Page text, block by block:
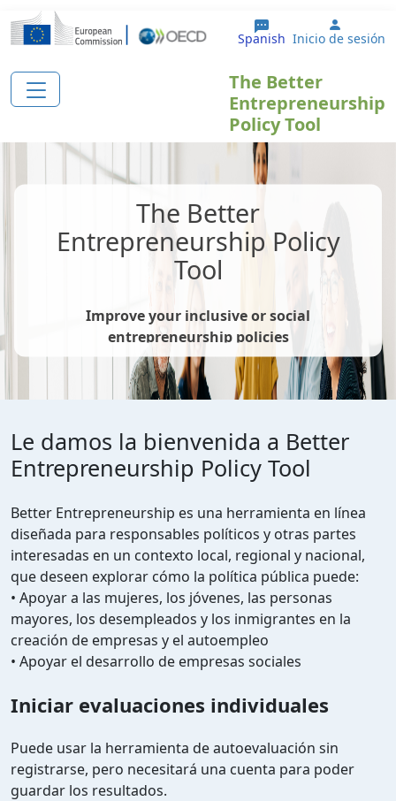
Pasar al contenido principal
Spanish User
Inicio de sesión
The Better
Entrepreneurship
Policy Tool
The Better
Entrepreneurship Policy
Tool
Improve your inclusive or social
entrepreneurship policies
Le damos la bienvenida a Better
Entrepreneurship Policy Tool
Better Entrepreneurship es una herramienta en línea
diseñada para responsables políticos y otras partes
interesadas en un contexto local, regional y nacional,
que deseen explorar cómo la política pública puede:
• Apoyar a las mujeres, los jóvenes, las personas
mayores, los desempleados y los inmigrantes en la
creación de empresas y el autoempleo
• Apoyar el desarrollo de empresas sociales
Iniciar evaluaciones individuales
Puede usar la herramienta de autoevaluación sin
registrarse, pero necesitará una cuenta para poder
guardar los resultados.